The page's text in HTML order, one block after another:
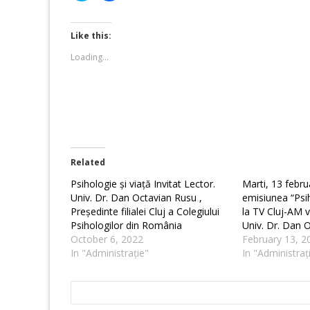
Twitter
(Opens
in
new
window)
Like this:
Loading...
Related
Psihologie și viață Invitat Lector.
Univ. Dr. Dan Octavian Rusu ,
Președinte filialei Cluj a Colegiului
Psihologilor din România
October 6, 2022
In "Administrație"
Marti, 13
emisiunea
la TV Cluj-AM
Univ. Dr. Dan
February 13,
In